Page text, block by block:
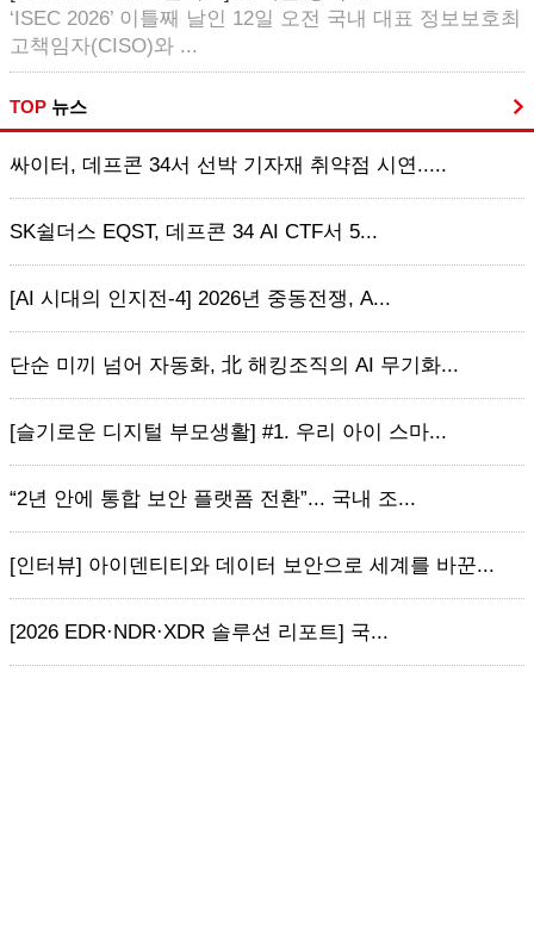
‘ISEC 2026’ 이틀째 날인 12일 오전 국내 대표 정보보호최
고책임자(CISO)와 ...
TOP 뉴스
싸이터, 데프콘 34서 선박 기자재 취약점 시연.....
SK쉴더스 EQST, 데프콘 34 AI CTF서 5...
[AI 시대의 인지전-4] 2026년 중동전쟁, A...
단순 미끼 넘어 자동화, 北 해킹조직의 AI 무기화...
[슬기로운 디지털 부모생활] #1. 우리 아이 스마...
“2년 안에 통합 보안 플랫폼 전환”... 국내 조...
[인터뷰] 아이덴티티와 데이터 보안으로 세계를 바꾼...
[2026 EDR·NDR·XDR 솔루션 리포트] 국...